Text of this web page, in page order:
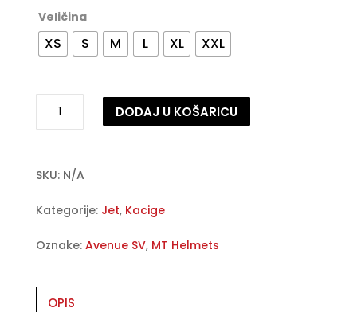
Veličina
XS S M L XL XXL
kaciga
SV
sjajna
bijela
DODAJ U KOŠARICU
t
r
a
i
SKU: N/A
Kategorije: Jet, Kacige
Oznake: Avenue SV, MT Helmets
OPIS